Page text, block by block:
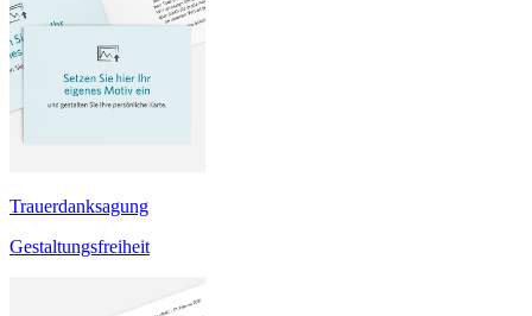
Trauerdanksagung
Gestaltungsfreiheit